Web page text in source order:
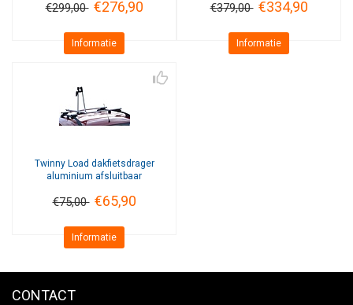
€299,00 €276,90
Informatie
€379,00 €334,90
Informatie
Twinny Load dakfietsdrager
aluminium afsluitbaar
€75,00 €65,90
Informatie
CONTACT